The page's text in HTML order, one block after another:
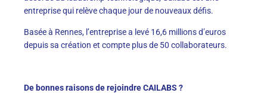
entreprise qui relève chaque jour de nouveaux défis.
Basée à Rennes, l’entreprise a levé 16,6 millions d’euros
depuis sa création et compte plus de 50 collaborateurs.
De bonnes raisons de rejoindre CAILABS ?